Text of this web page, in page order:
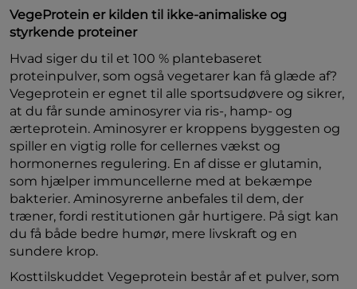
VegeProtein er kilden til ikke-animaliske og
styrkende proteiner
Hvad siger du til et 100 % plantebaseret
proteinpulver, som også vegetarer kan få glæde af?
Vegeprotein er egnet til alle sportsudøvere og sikrer,
at du får sunde aminosyrer via ris-, hamp- og
ærteprotein. Aminosyrer er kroppens byggesten og
spiller en vigtig rolle for cellernes vækst og
hormonernes regulering. En af disse er glutamin,
som hjælper immuncellerne med at bekæmpe
bakterier. Aminosyrerne anbefales til dem, der
træner, fordi restitutionen går hurtigere. På sigt kan
du få både bedre humør, mere livskraft og en
sundere krop.
Kosttilskuddet Vegeprotein består af et pulver, som